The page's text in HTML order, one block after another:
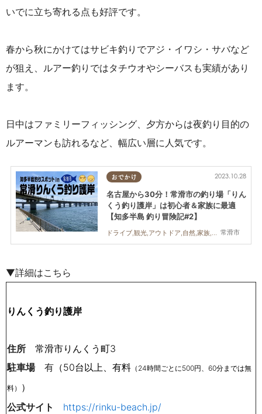
いでに立ち寄れる点も好評です。
春から秋にかけてはサビキ釣りでアジ・イワシ・サバなど
が狙え、ルアー釣りではタチウオやシーバスも実績があり
ます。
日中はファミリーフィッシング、夕方からは夜釣り目的の
ルアーマンも訪れるなど、幅広い層に人気です。
おでかけ
常滑市
2023.10.28
名古屋から30分！常滑市の釣り場「りん
くう釣り護岸」は初心者＆家族に最適
【知多半島 釣り冒険記#2】
ドライブ,観光,アウトドア,自然,家族,おひとりさま
▼詳細はこちら
りんくう釣り護岸
住所
常滑市りんくう町3
駐車場有 （50台以上、有料 （24時間ごとに500円、60分までは無
料） ）
公式サイト
https://rinku-beach.jp/